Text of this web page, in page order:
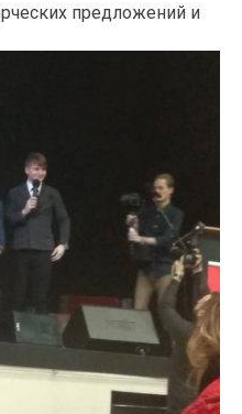
предложений и